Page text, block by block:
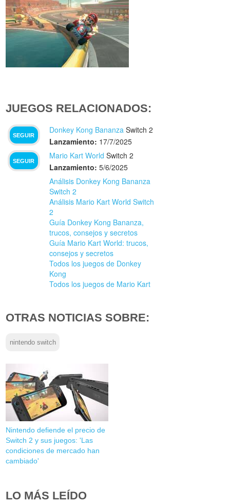
JUEGOS RELACIONADOS:
SEGUIR
Donkey Kong Bananza Switch 2
Lanzamiento: 17/7/2025
SEGUIR
Mario Kart World Switch 2
Lanzamiento: 5/6/2025
Análisis Donkey Kong Bananza
Switch 2
Análisis Mario Kart World Switch
2
Guía Donkey Kong Bananza,
trucos, consejos y secretos
Guía Mario Kart World: trucos,
consejos y secretos
Todos los juegos de Donkey
Kong
Todos los juegos de Mario Kart
OTRAS NOTICIAS SOBRE:
nintendo switch
Nintendo defiende el precio de
Switch 2 y sus juegos: 'Las
condiciones de mercado han
cambiado'
LO MÁS LEÍDO